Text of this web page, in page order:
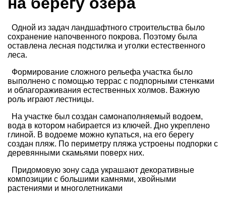
Одной из задач ландшафтного строительства было
сохранение напочвенного покрова. Поэтому была
оставлена лесная подстилка и уголки естественного
леса.
Формирование сложного рельефа участка было
выполнено с помощью террас с подпорными стенками
и облагораживания естественных холмов. Важную
роль играют лестницы.
На участке был создан самонаполняемый водоем,
вода в котором набирается из ключей. Дно укреплено
глиной. В водоеме можно купаться, на его берегу
создан пляж. По периметру пляжа устроены подпорки с
деревянными скамьями поверх них.
Придомовую зону сада украшают декоративные
композиции с большими камнями, хвойными
растениями и многолетниками